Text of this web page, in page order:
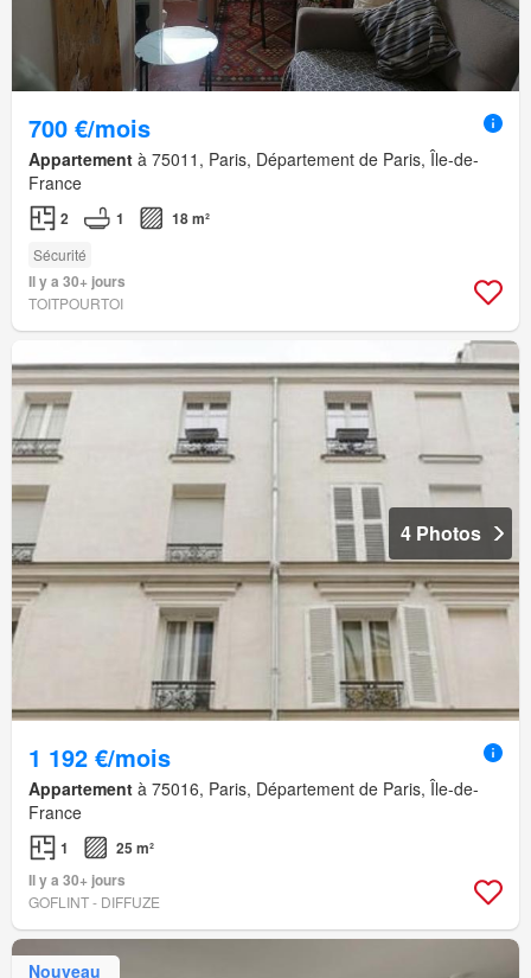
700 €/mois
Appartement à 75011, Paris, Département de Paris, Île-de-
France
2 1 18 m²
Sécurité
Il y a 30+ jours
TOITPOURTOI
4 Photos
1 192 €/mois
Appartement à 75016, Paris, Département de Paris, Île-de-
France
1
25 m²
Il y a 30+ jours
GOFLINT - DIFFUZE
Nouveau